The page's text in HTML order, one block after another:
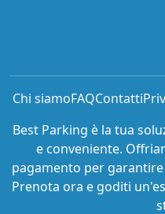
Chi siamoFAQContatti
Best Parking è la tua
e conveniente.
pagamento per
Prenota ora e goditi